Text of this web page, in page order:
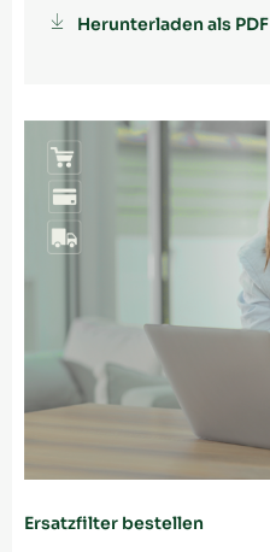
Herunterladen als PDF
Ersatzfilter bestellen